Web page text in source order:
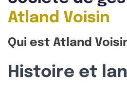
Atland Voisin
Qui est Atland
Histoire et